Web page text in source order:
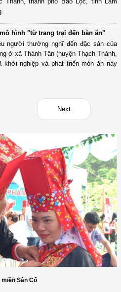
hình "từ trang trại đến bàn ăn"
người thường nghĩ đến đặc sản của
ở xã Thành Tân (huyện Thạch Thành,
khởi nghiệp và phát triển món ăn này
Next
Sán Cố